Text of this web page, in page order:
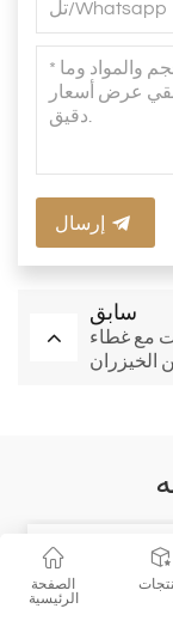
إرسال
سابق
مع غطاء
الخيزران
الصفحة
الرئيسية